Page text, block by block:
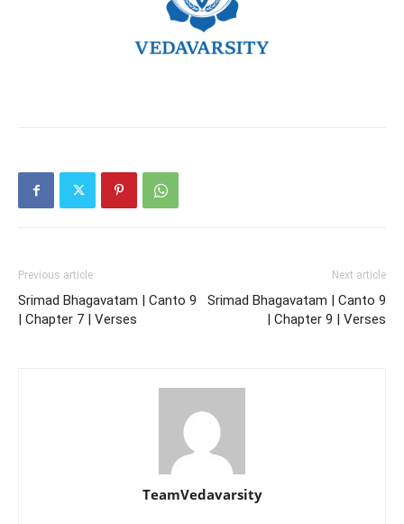
Previous article
Srimad Bhagavatam | Canto 9
| Chapter 7 | Verses
Next article
Srimad Bhagavatam | Canto 9
| Chapter 9 | Verses
TeamVedavarsity